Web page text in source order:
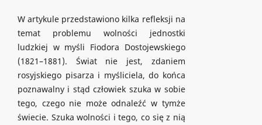
W artykule przedstawiono kilka refleksji na
temat problemu wolności jednostki
ludzkiej w myśli Fiodora Dostojewskiego
(1821–1881). Świat nie jest, zdaniem
rosyjskiego pisarza i myśliciela, do końca
poznawalny i stąd człowiek szuka w sobie
tego, czego nie może odnaleźć w tymże
świecie. Szuka wolności i tego, co się z nią